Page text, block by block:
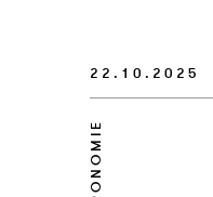
22.10.2025